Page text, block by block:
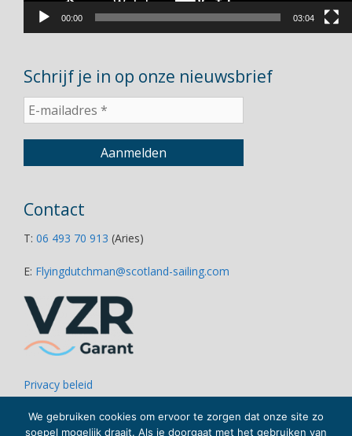
00:00 03:04
Schrijf je in op onze nieuwsbrief
Contact
T: 06 493 70 913 (Aries)
E: Flyingdutchman@scotland-sailing.com
Privacy beleid
Disclaimer
Links
We gebruiken cookies om ervoor te zorgen dat onze site zo
soepel mogelijk draait. Als je doorgaat met het gebruiken van